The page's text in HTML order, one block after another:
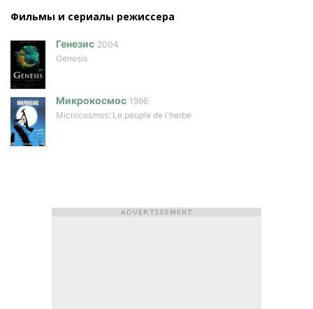
Фильмы и сериалы режисcера
Генезис 2004
Genesis
Микрокосмос 1996
Microcosmos: Le peuple de l'herbe